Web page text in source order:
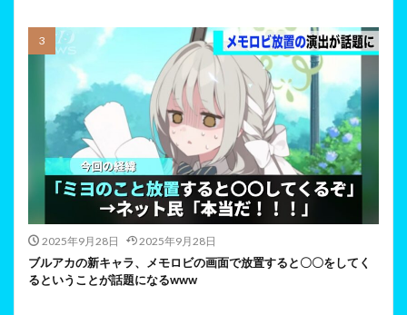
2025年9月28日 2025年9月28日
ブルアカの新キャラ、メモロビの画面で放置すると〇〇をしてく
るということが話題になるwww